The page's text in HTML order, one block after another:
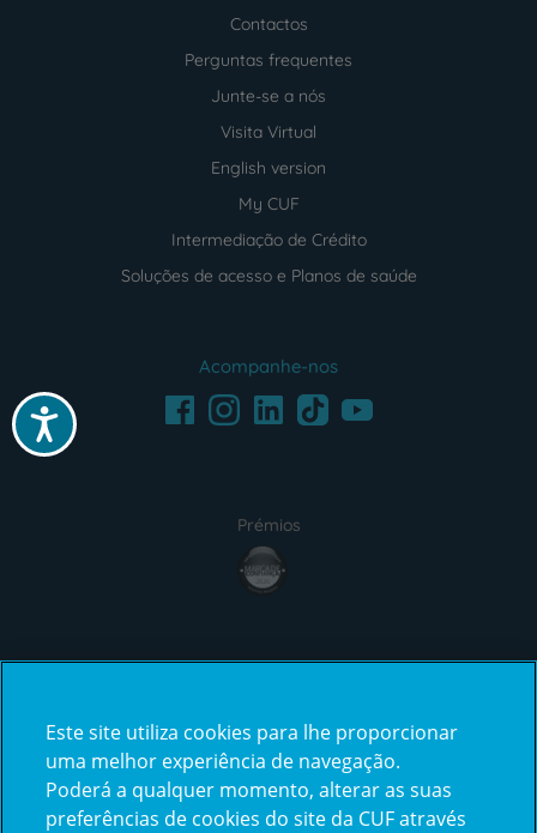
Acessibilidade
Contactos
Perguntas frequentes
Junte-se a nós
Visita Virtual
English version
My CUF
Intermediação de Crédito
Soluções de acesso e Planos de saúde
Acompanhe-nos
FacebookInstagramLinkedInTikTokYoutube
Prémios
award4
certification2certification3
Este site utiliza cookies para lhe proporcionar
uma melhor experiência de navegação.
Poderá a qualquer momento, alterar as suas
preferências de cookies do site da CUF através